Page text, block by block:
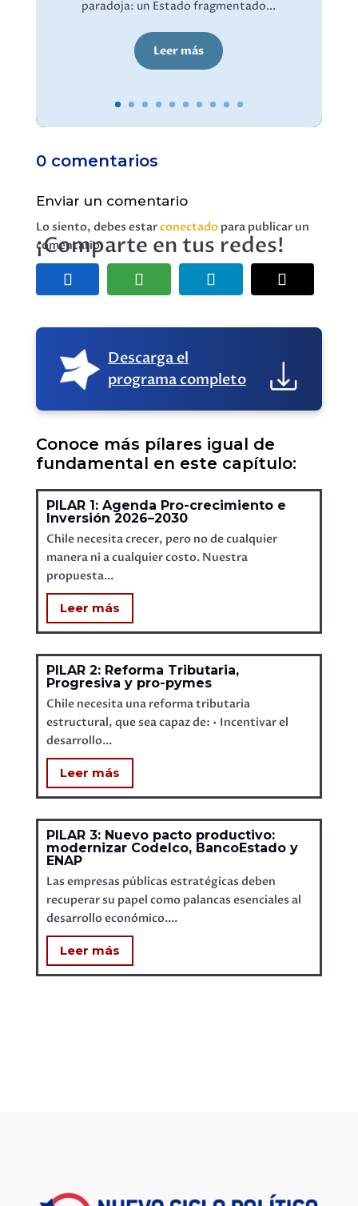
paradoja: un Estado fragmentado...
Leer más
0 comentarios
Enviar un comentario
Lo siento, debes estarconectadopara publicar un
comentario.
¡Comparte en tus redes!
Descarga el
programa completo
Conoce más pílares igual de
fundamental en este capítulo:
PILAR 1: Agenda Pro-crecimiento e
Inversión 2026–2030
Chile necesita crecer, pero no de cualquier
manera ni a cualquier costo. Nuestra
propuesta...
Leer más
PILAR 2: Reforma Tributaria,
Progresiva y pro-pymes
Chile necesita una reforma tributaria
estructural, que sea capaz de: • Incentivar el
desarrollo...
Leer más
PILAR 3: Nuevo pacto productivo:
modernizar Codelco, BancoEstado y
ENAP
Las empresas públicas estratégicas deben
recuperar su papel como palancas esenciales al
desarrollo económico....
Leer más